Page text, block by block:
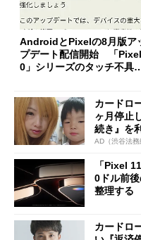
AndroidとPixelの8月版ア
プデート配信開始 「
0」シリーズのタッチ不具
カードロ
ヶ月停止
続き』を
AD（渋谷法務
「Pixel
0ドル前
整理する
カードロ